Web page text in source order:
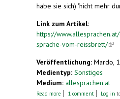
habe sie sich) "nicht mehr
Link zum Artikel:
https://
sprache-vom-reissbrett/
Veröffentlichung: Mardo,
Medientyp: Sonstiges
Medium: allesprachen.at
Read more about Esperanto: Die
1 comment Log in